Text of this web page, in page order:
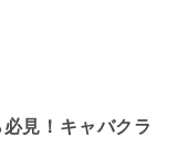
見！キャバクラ